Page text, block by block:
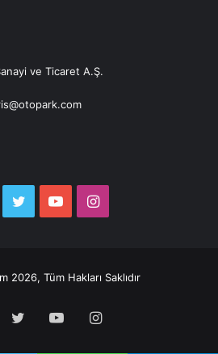
ve Ticaret A.Ş.
Twitter YouTubeInstagram
2026, Tüm Hakları Saklıdır
Twitter YouTubeInstagram